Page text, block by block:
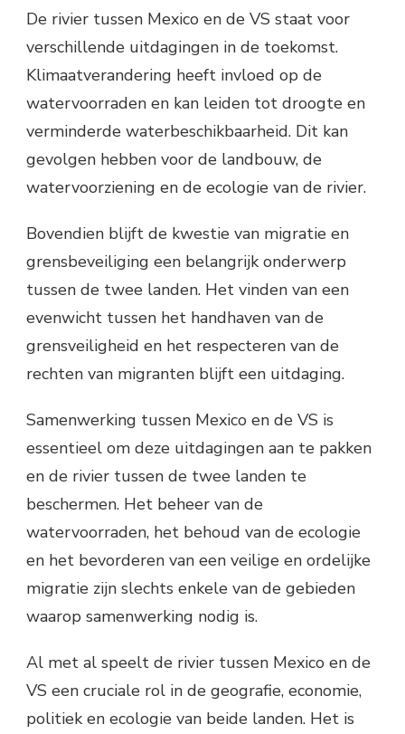
De rivier tussen Mexico en de VS staat voor
verschillende uitdagingen in de toekomst.
Klimaatverandering heeft invloed op de
watervoorraden en kan leiden tot droogte en
verminderde waterbeschikbaarheid. Dit kan
gevolgen hebben voor de landbouw, de
watervoorziening en de ecologie van de rivier.
Bovendien blijft de kwestie van migratie en
grensbeveiliging een belangrijk onderwerp
tussen de twee landen. Het vinden van een
evenwicht tussen het handhaven van de
grensveiligheid en het respecteren van de
rechten van migranten blijft een uitdaging.
Samenwerking tussen Mexico en de VS is
essentieel om deze uitdagingen aan te pakken
en de rivier tussen de twee landen te
beschermen. Het beheer van de
watervoorraden, het behoud van de ecologie
en het bevorderen van een veilige en ordelijke
migratie zijn slechts enkele van de gebieden
waarop samenwerking nodig is.
Al met al speelt de rivier tussen Mexico en de
VS een cruciale rol in de geografie, economie,
politiek en ecologie van beide landen. Het is